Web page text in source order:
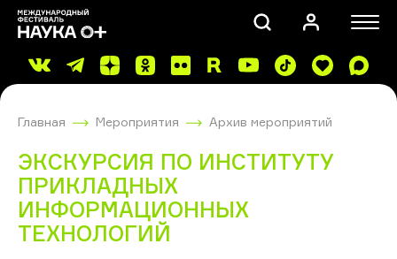
Главная Мероприятия Архив мероприятий
ЭКСКУРСИЯ ПО ИНСТИТУТУ
ПРИКЛАДНЫХ
ИНФОРМАЦИОННЫХ
ТЕХНОЛОГИЙ